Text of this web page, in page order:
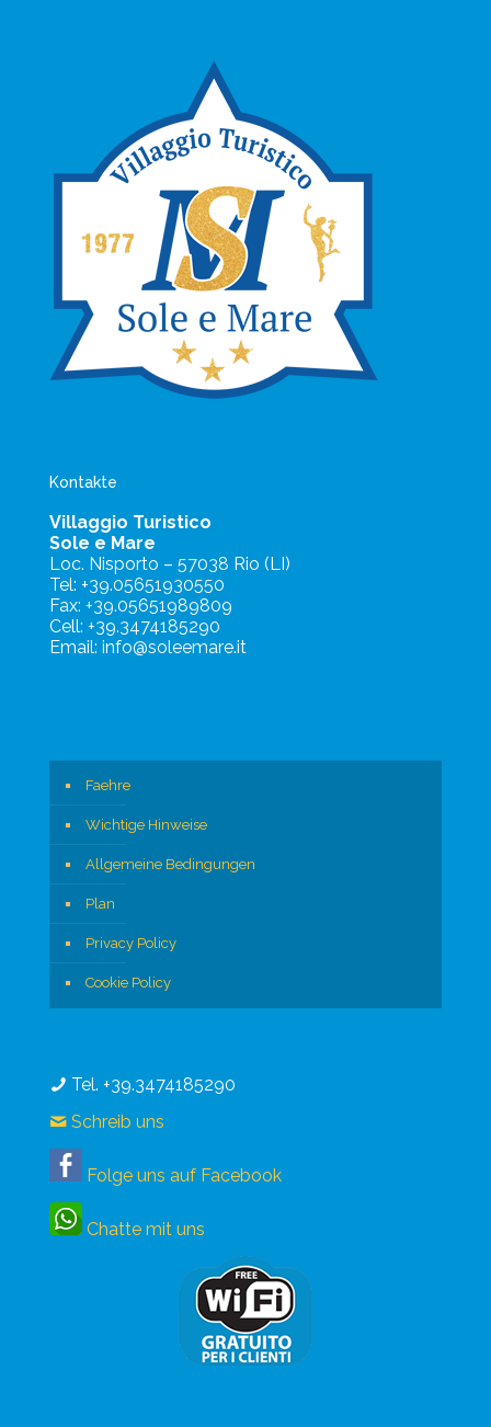
Kontakte
Villaggio Turistico
Sole e Mare
Loc. Nisporto – 57038 Rio (LI)
Tel: +39.05651930550
Fax: +39.05651989809
Cell: +39.3474185290
Email: info@soleemare.it
Faehre
Wichtige Hinweise
Allgemeine Bedingungen
Plan
Privacy Policy
Cookie Policy
Tel. +39.3474185290
Schreib uns
Folge uns auf Facebook
Chatte mit uns